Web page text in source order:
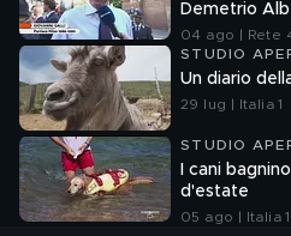
Demetrio
Giovanni Galli
04 ago | Rete
STUDIO
Un diario
29 lug | Italia 1
STUDIO
I cani
d'estate
05 ago | Italia 1